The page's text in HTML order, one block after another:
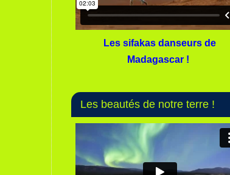
Les sifakas danseurs de
Madagascar !
Les beautés de notre terre !